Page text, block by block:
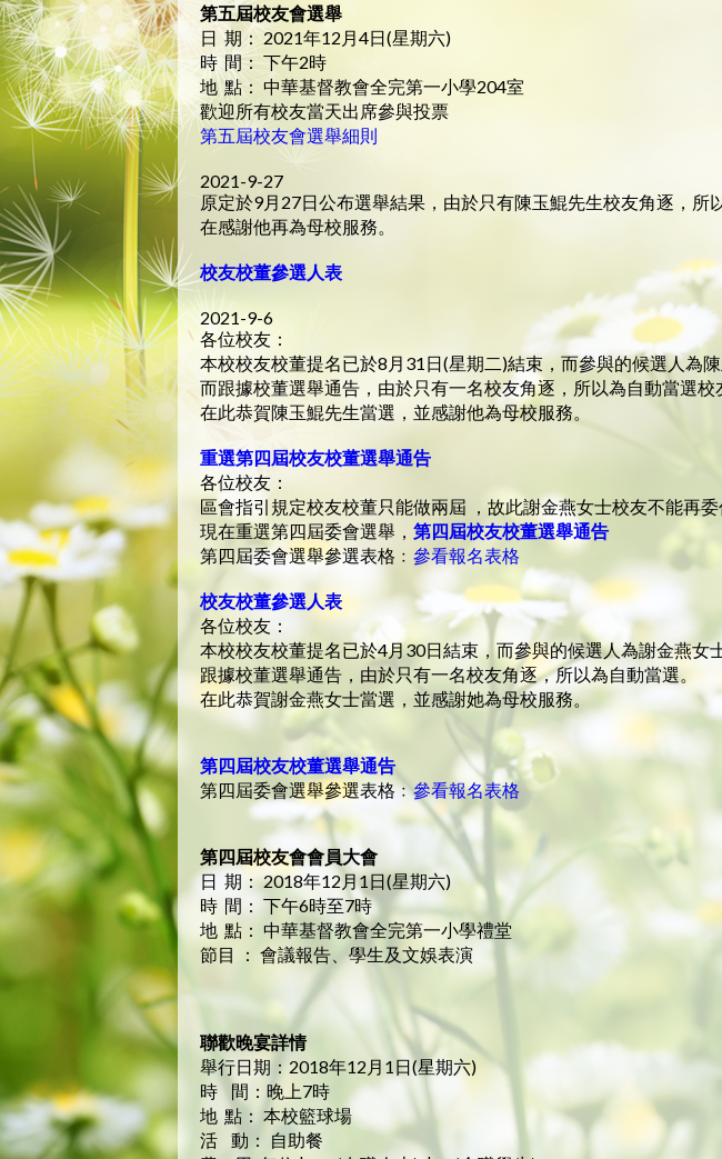
第五屆校友會選舉
日 期： 2021年12月4日(星期六)
時 間： 下午2時
地 點： 中華基督教會全完第一小學204室
歡迎所有校友當天出席參與投票
第五屆校友會選舉細則
2021-9-27
原定於9月27日公布選舉結果，由於只有陳玉鯤先生校友角逐，所
在感謝他再為母校服務。
校友校董參選人表
2021-9-6
各位校友：
本校校友校董提名已於8月31日(星期二)結束，而參與的候選人為
而跟據校董選舉通告，由於只有一名校友角逐，所以為自動當選校
在此恭賀陳玉鯤先生當選，並感謝他為母校服務。
重選第四屆校友校董選舉通告
各位校友：
區會指引規定校友校董只能做兩屆 ，故此謝金燕女士校友不能再
現在重選第四屆委會選舉， 第四屆校友校董選舉通告
第四屆委會選舉參選表格﹕ 參看報名表格
校友校董參選人表
各位校友：
本校校友校董提名已於4月30日結束，而參與的候選人為謝金燕女
跟據校董選舉通告，由於只有一名校友角逐，所以為自動當選。
在此恭賀謝金燕女士當選，並感謝她為母校服務。
第四屆校友校董選舉通告
第四屆委會選舉參選表格﹕參看報名表格
第四屆校友會會員大會
日 期： 2018年12月1日(星期六)
時 間： 下午6時至7時
地 點： 中華基督教會全完第一小學禮堂
節目 ： 會議報告、學生及文娛表演
聯歡晚宴詳情
舉行日期：2018年12月1日(星期六)
時 間：晚上7時
地 點： 本校籃球場
活 動： 自助餐